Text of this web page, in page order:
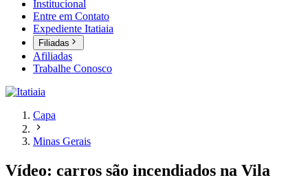
Institucional
Entre em Contato
Expediente Itatiaia
Filiadas
Afiliadas
Trabalhe Conosco
Capa
Minas Gerais
Vídeo: carros são incendiados na Vila